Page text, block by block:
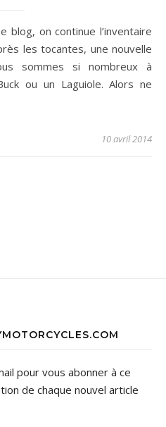
les tocantes, une nouvelle
sommes si nombreux à
ou un Laguiole. Alors ne
10 avril 2014
pour vous abonner à ce
de chaque nouvel article